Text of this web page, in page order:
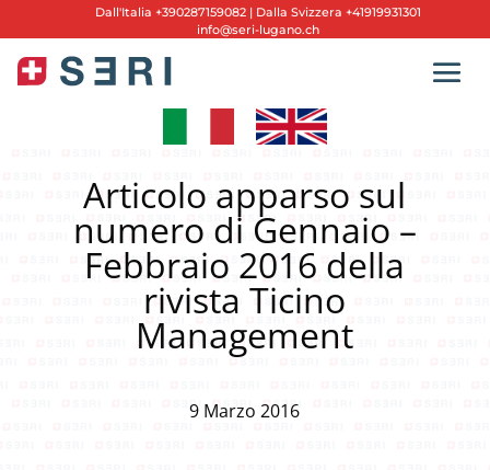
Dall'Italia +390287159082 | Dalla Svizzera +41919931301
info@seri-lugano.ch
Articolo apparso sul
numero di Gennaio –
Febbraio 2016 della
rivista Ticino
Management
9 Marzo 2016